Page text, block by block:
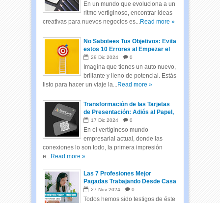
En un mundo que evoluciona a un
ritmo vertiginoso, encontrar ideas
creativas para nuevos negocios es...Read more »
No Sabotees Tus Objetivos: Evita
estos 10 Errores al Empezar el
Año
29 Dic 2024 0
Imagina que tienes un auto nuevo,
brillante y lleno de potencial. Estás
listo para hacer un viaje la...Read more »
Transformación de las Tarjetas
de Presentación: Adiós al Papel,
Hola a las Tarjetas Inteligentes
17 Dic 2024 0
En el vertiginoso mundo
empresarial actual, donde las
conexiones lo son todo, la primera impresión
e...Read more »
Las 7 Profesiones Mejor
Pagadas Trabajando Desde Casa
27 Nov 2024 0
Todos hemos sido testigos de éste